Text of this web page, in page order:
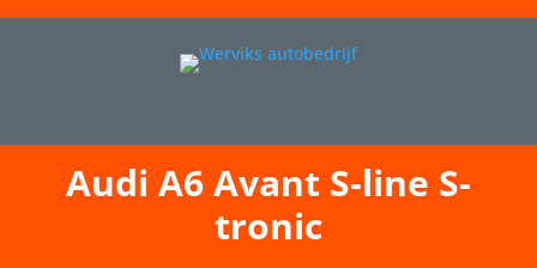
Audi A6 Avant S-line S-
tronic